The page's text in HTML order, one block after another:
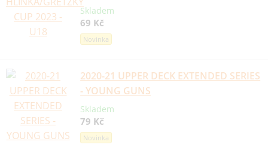
Skladem
69 Kč
Novinka
2020-21 UPPER DECK EXTENDED SERIES
- YOUNG GUNS
Skladem
79 Kč
Novinka